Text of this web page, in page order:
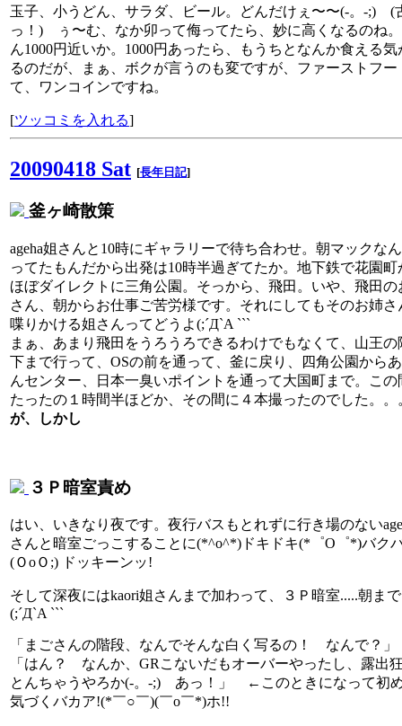
玉子、小うどん、サラダ、ビール。どんだけぇ〜〜(-。-;) (
っ！) ぅ〜む、なか卯って侮ってたら、妙に高くなるのね
ん1000円近いか。1000円あったら、もうちとなんか食える気
るのだが、まぁ、ボクが言うのも変ですが、ファーストフー
て、ワンコインですね。
[ツッコミを入れる]
20090418 Sat [長年日記]
釜ヶ崎散策
ageha姐さんと10時にギャラリーで待ち合わせ。朝マックな
ってたもんだから出発は10時半過ぎてたか。地下鉄で花園町
ほぼダイレクトに三角公園。そっから、飛田。いや、飛田の
さん、朝からお仕事ご苦労様です。それにしてもそのお姉さ
喋りかける姐さんってどうよ(;´Д`A ```
まぁ、あまり飛田をうろうろできるわけでもなくて、山王の
下まで行って、OSの前を通って、釜に戻り、四角公園から
んセンター、日本一臭いポイントを通って大国町まで。この
たったの１時間半ほどか、その間に４本撮ったのでした。。
が、しかし
３Ｐ暗室責め
はい、いきなり夜です。夜行バスもとれずに行き場のない
さんと暗室ごっこすることに(*^o^*)ドキドキ(*゜O゜*)バク
(ＯoＯ;) ドッキーンッ!
そして深夜にはkaori姐さんまで加わって、３Ｐ暗室.....朝ま
(;´Д`A ```
「まごさんの階段、なんでそんな白く写るの！ なんで？」
「はん？ なんか、GRこないだもオーバーやったし、露出
とんちゃうやろか(-。-;) あっ！」 ←このときになって初
気づくバカア!(*￣○￣)(￣о￣*)ホ!!